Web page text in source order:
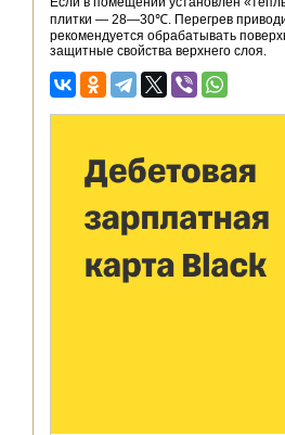
плитки — 28—30℃. Перегрев
рекомендуется обрабатывать
защитные свойства верхнего слоя.